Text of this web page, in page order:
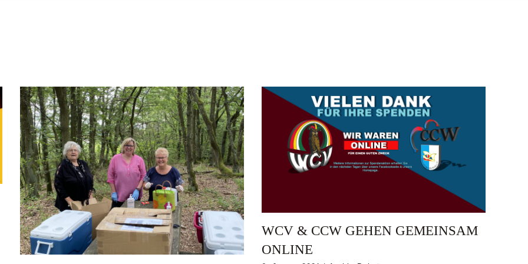
WCV & CCW GEHEN GEMEINSAM
ONLINE